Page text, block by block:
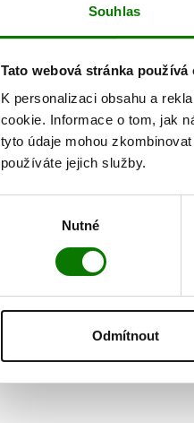
Souhlas
Tato webová stránka používá
K personalizaci obsahu a
cookie. Informace o tom, jak
tyto údaje mohou
používáte jejich služby.
Nutné
Odmítnout
OS ART TEN
37,80 €